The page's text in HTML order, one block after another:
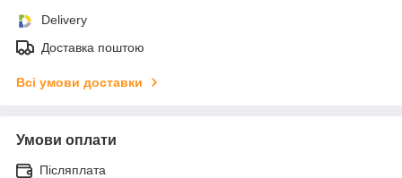
Delivery
Доставка поштою
Всі умови доставки
Умови оплати
Післяплата